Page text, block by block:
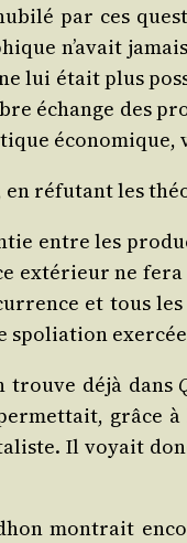
par ces
n’a­vait
lui était plus
échange des
réfu­tant les
entre les
exté­rieur ne
et tous
spo­lia­tion
trouve déjà dans
grâce
Il voyait
mon­trait